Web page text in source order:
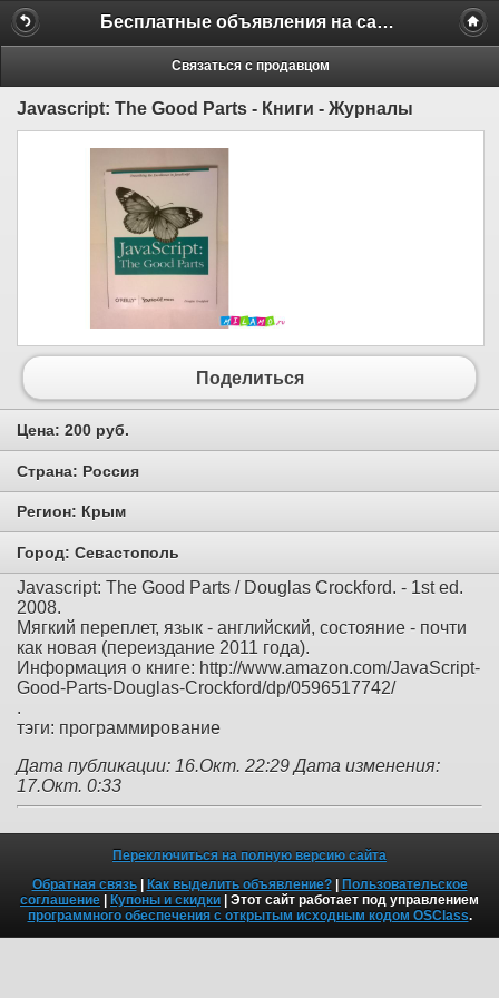
Бесплатные объявления на сайте MILAMO.ru
Связаться с продавцом
Javascript: The Good Parts - Книги - Журналы
Поделиться
Цена: 200 руб.
Страна: Россия
Регион: Крым
Город: Севастополь
Javascript: The Good Parts / Douglas Crockford. - 1st ed.
2008.
Мягкий переплет, язык - английский, состояние - почти
как новая (переиздание 2011 года).
Информация о книге: http://www.amazon.com/JavaScript-
Good-Parts-Douglas-Crockford/dp/0596517742/
.
тэги: программирование
Дата публикации: 16.Окт. 22:29 Дата изменения:
17.Окт. 0:33
Переключиться на полную версию сайта
Обратная связь| Как выделить объявление?| Пользовательское
соглашение | Купоны и скидки | Этот сайт работает под управлением
программного обеспечения с открытым исходным кодом OSClass.